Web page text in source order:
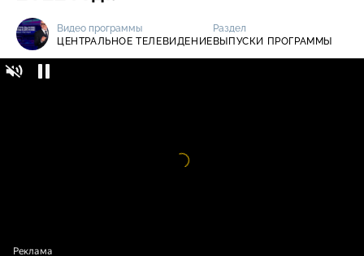
Видео программы
ЦЕНТРАЛЬНОЕ ТЕЛЕВИДЕНИЕ
Раздел
ВЫПУСКИ ПРОГРАММЫ
Видео